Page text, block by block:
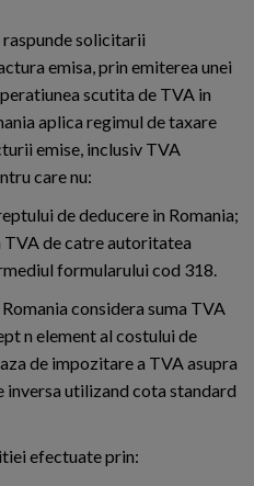
solicitarii
emisa, prin emiterea unei
scutita de TVA in
aplica regimul de taxare
emise, inclusiv TVA
care nu:
de deducere in Romania;
de catre autoritatea
formularului cod 318.
considera suma TVA
n element al costului de
de impozitare a TVA asupra
inversa utilizand cota standard
efectuate prin: